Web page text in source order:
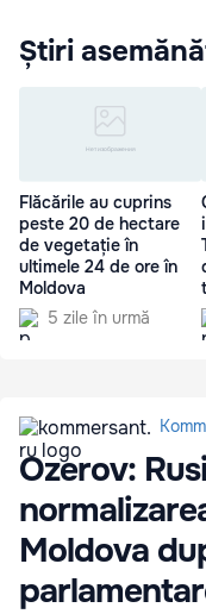
Știri
Flăcările au cuprins
peste 20 de hectare
de vegetație în
ultimele 24 de ore în
Moldova
5 zile în urmă
Ozerov:
Moldova